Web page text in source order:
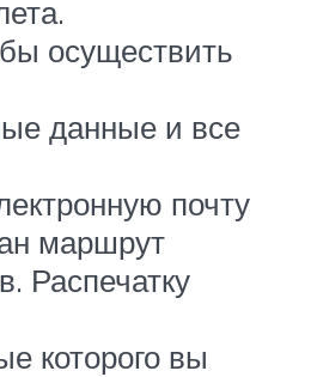
осуществить
данные и все
почту
маршрут
Распечатку
которого вы